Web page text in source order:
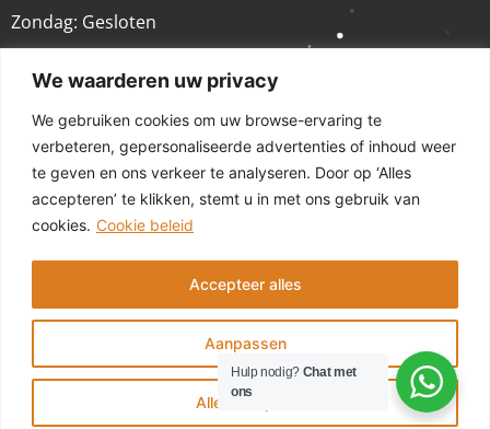
We waarderen uw privacy
We gebruiken cookies om uw browse-ervaring te
verbeteren, gepersonaliseerde advertenties of inhoud weer
te geven en ons verkeer te analyseren. Door op ‘Alles
accepteren’ te klikken, stemt u in met ons gebruik van
cookies. Cookie beleid
Aanpassen
Alles afwijzen
Accepteer alles
DIRECT AFSPRAAK MAKEN
Zondag: Gesloten
VOLG ONS
© 2025 - GSM Repair Store Tilburg - Alle rechten
voorbehouden | Laptop Repair Store is onderdeel van
GSM Repair Store
Algemene voorwaarden Privacy policy
Hulp nodig? Chat met
ons